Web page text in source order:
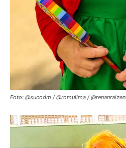
Foto: @sucodm / @romulima / @renanraizen